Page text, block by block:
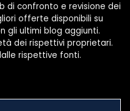
di confronto e revisione dei
offerte disponibili su
gli ultimi blog aggiunti.
dei rispettivi proprietari.
rispettive fonti.